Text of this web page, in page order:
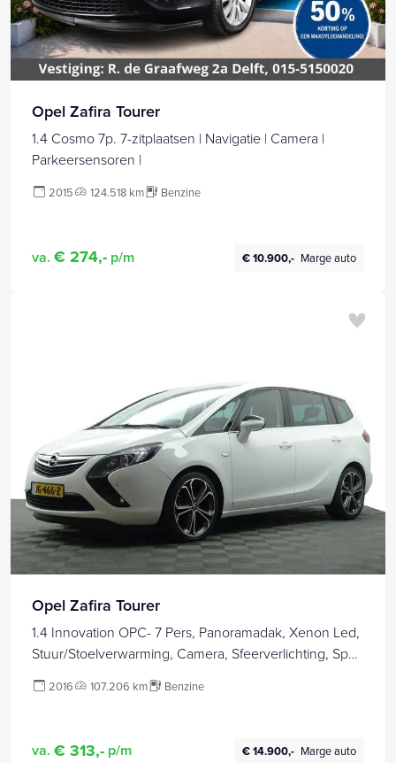
Opel Zafira Tourer
1.4 Cosmo 7p. 7-zitplaatsen | Navigatie | Camera |
Parkeersensoren |
2015 124.518 km Benzine
va. € 274,- p/m € 10.900,- Marge auto
Opel Zafira Tourer
1.4 Innovation OPC- 7 Pers, Panoramadak, Xenon Led,
Stuur/Stoelverwarming, Camera, Sfeerverlichting, Sport
2016 107.206 km Benzine
va. € 313,- p/m € 14.900,- Marge auto